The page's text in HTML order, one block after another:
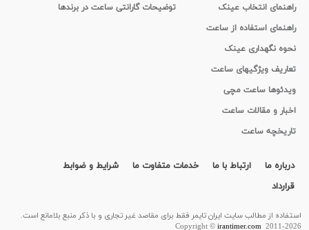
راهنمای انتخاب عینک
راهنمای استفاده از ساعت
نحوه نگهداری عینک
تعاریف ویژگیهای ساعت
ویدئوها ساعت مچی
اخبار و مقالات ساعت
تاریخچه ساعت
توضیحات گارانتی ساعت در برندها
درباره ما ارتباط با ما خدمات متفاوت ما
شرایط و ضوابط
قرارداد
استفاده از مطالب سايت ایران تایمر فقط برای مقاصد غیر تجاری و با ذکر منبع بلامانع است.
Copyright ©irantimer.com2011-2026